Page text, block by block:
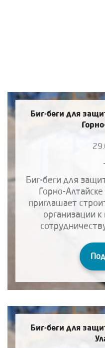
Биг-беги для
Биг-беги для
Горно-
приглашает
организации
Биг-беги для